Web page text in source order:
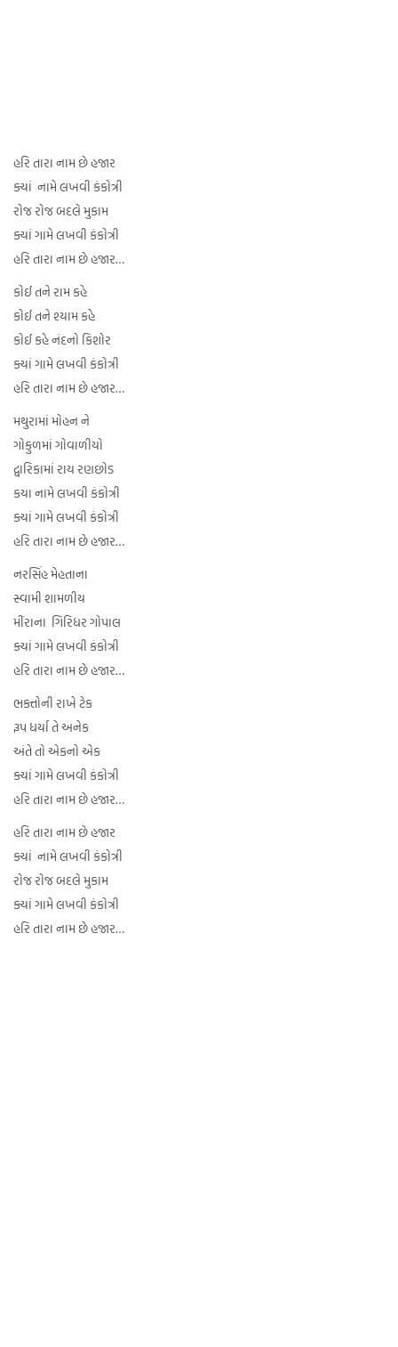
હરિ તારા નામ છે હજાર
ક્યાં નામે લખવી કંકોત્રી
રોજ રોજ બદલે મુકામ
ક્યાં ગામે લખવી કંકોત્રી
હરિ તારા નામ છે હજાર…
કોઈ તને રામ કહે
કોઈ તને શ્યામ કહે
કોઈ કહે નંદનો કિશોર
ક્યાં ગામે લખવી કંકોત્રી
હરિ તારા નામ છે હજાર…
મથુરામાં મોહન ને
ગોકુળમાં ગોવાળીયો
દ્વારિકામાં રાય રણછોડ
કયા નામે લખવી કંકોત્રી
ક્યાં ગામે લખવી કંકોત્રી
હરિ તારા નામ છે હજાર…
નરસિંહ મેહતાના
સ્વામી શામળીય
મીંરાના ગિરિધર ગોપાલ
ક્યાં ગામે લખવી કંકોત્રી
હરિ તારા નામ છે હજાર…
ભક્તોની રાખે ટેક
રૂપ ધર્યા તે અનેક
અંતે તો એકનો એક
ક્યાં ગામે લખવી કંકોત્રી
હરિ તારા નામ છે હજાર…
હરિ તારા નામ છે હજાર
ક્યાં નામે લખવી કંકોત્રી
રોજ રોજ બદલે મુકામ
ક્યાં ગામે લખવી કંકોત્રી
હરિ તારા નામ છે હજાર…